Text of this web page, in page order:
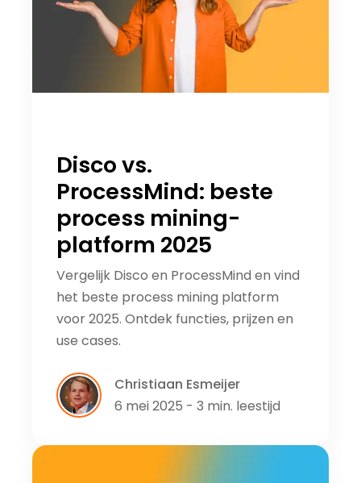
Disco vs.
ProcessMind: beste
process mining-
platform 2025
Vergelijk Disco en ProcessMind en vind
het beste process mining platform
voor 2025. Ontdek functies, prijzen en
use cases.
Christiaan Esmeijer
6 mei 2025 - 3 min. leestijd